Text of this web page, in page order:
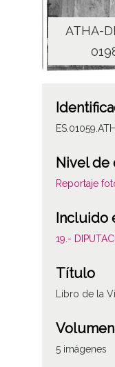
ATHA-
Nivel de
Reportaje
Incluido
19.-
Título
Libro de la
Volumen
5 imágenes